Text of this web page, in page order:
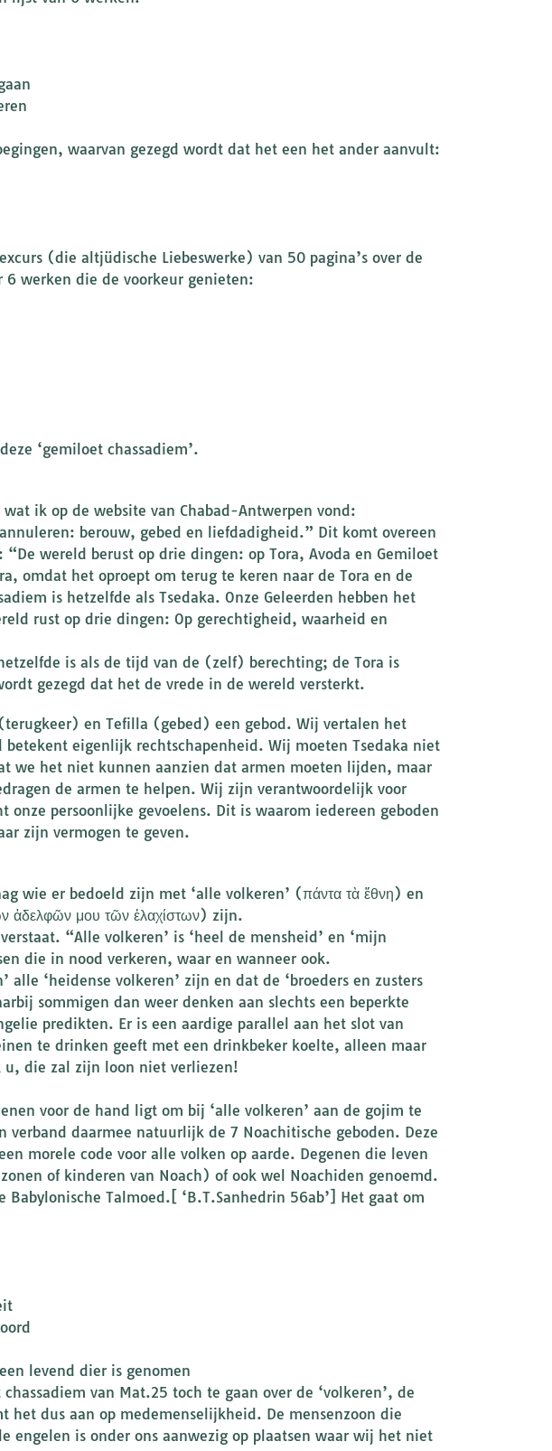
waarvan gezegd wordt dat het een het ander aanvult:
(die altjüdische Liebeswerke) van 50 pagina’s over de
6 werken die de voorkeur genieten:
‘gemiloet chassadiem’.
ik op de website van Chabad-Antwerpen vond:
berouw, gebed en liefdadigheid.” Dit komt overeen
wereld berust op drie dingen: op Tora, Avoda en Gemiloet
omdat het oproept om terug te keren naar de Tora en de
is hetzelfde als Tsedaka. Onze Geleerden hebben het
rust op drie dingen: Op gerechtigheid, waarheid en
is als de tijd van de (zelf) berechting; de Tora is
gezegd dat het de vrede in de wereld versterkt.
en Tefilla (gebed) een gebod. Wij vertalen het
eigenlijk rechtschapenheid. Wij moeten Tsedaka niet
we het niet kunnen aanzien dat armen moeten lijden, maar
de armen te helpen. Wij zijn verantwoordelijk voor
persoonlijke gevoelens. Dit is waarom iedereen geboden
zijn vermogen te geven.
wie er bedoeld zijn met ‘alle volkeren’ (πάντα τὰ ἔθνη) en
ἀδελφῶν μου τῶν ἐλαχίστων) zijn.
“Alle volkeren’ is ‘heel de mensheid’ en ‘mijn
die in nood verkeren, waar en wanneer ook.
alle ‘heidense volkeren’ zijn en dat de ‘broeders en zusters
sommigen dan weer denken aan slechts een beperkte
predikten. Er is een aardige parallel aan het slot van
te drinken geeft met een drinkbeker koelte, alleen maar
u, die zal zijn loon niet verliezen!
voor de hand ligt om bij ‘alle volkeren’ aan de gojim te
daarmee natuurlijk de 7 Noachitische geboden. Deze
morele code voor alle volken op aarde. Degenen die leven
of kinderen van Noach) of ook wel Noachiden genoemd.
Talmoed.[ ‘B.T.Sanhedrin 56ab’] Het gaat om
levend dier is genomen
van Mat.25 toch te gaan over de ‘volkeren’, de
dus aan op medemenselijkheid. De mensenzoon die
is onder ons aanwezig op plaatsen waar wij het niet